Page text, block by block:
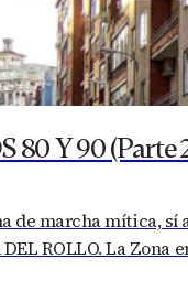
80 Y 90 (Parte
de marcha mítica,
DEL ROLLO. La